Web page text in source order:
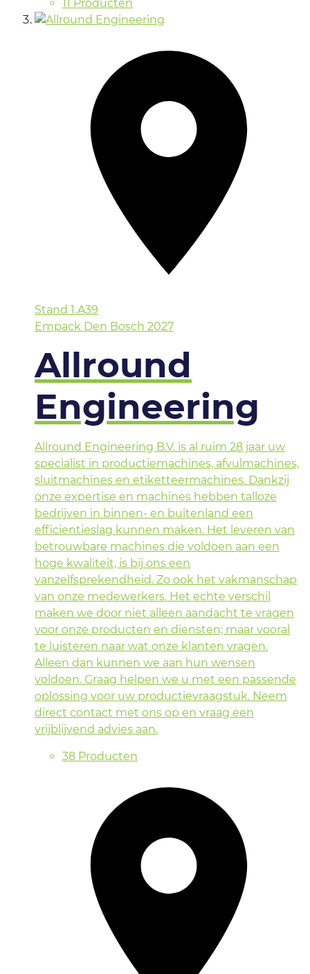
11 Producten
Stand 1.A39
Empack Den Bosch 2027
Allround
Engineering
Allround Engineering B.V. is al ruim 28 jaar uw
specialist in productiemachines, afvulmachines,
sluitmachines en etiketteermachines. Dankzij
onze expertise en machines hebben talloze
bedrijven in binnen- en buitenland een
efficientieslag kunnen maken. Het leveren van
betrouwbare machines die voldoen aan een
hoge kwaliteit, is bij ons een
vanzelfsprekendheid. Zo ook het vakmanschap
van onze medewerkers. Het echte verschil
maken we door niet alleen aandacht te vragen
voor onze producten en diensten; maar vooral
te luisteren naar wat onze klanten vragen.
Alleen dan kunnen we aan hun wensen
voldoen. Graag helpen we u met een passende
oplossing voor uw productievraagstuk. Neem
direct contact met ons op en vraag een
vrijblijvend advies aan.
38 Producten